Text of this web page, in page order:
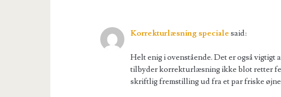
Korrekturlæsning speciale said:
Helt enig i ovenstående. Det er også vigtigt
tilbyder korrekturlæsning ikke blot retter
skriftlig fremstilling ud fra et par friske øjne